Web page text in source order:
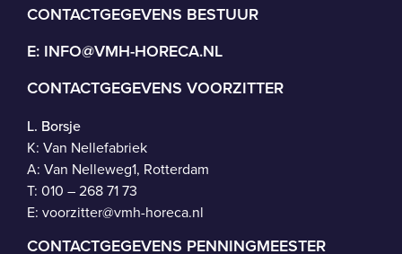
CONTACTGEGEVENS BESTUUR
E: INFO@VMH-HORECA.NL
CONTACTGEGEVENS VOORZITTER
L. Borsje
K: Van Nellefabriek
A: Van Nelleweg1, Rotterdam
T: 010 – 268 71 73
E: voorzitter@vmh-horeca.nl
CONTACTGEGEVENS PENNINGMEESTER